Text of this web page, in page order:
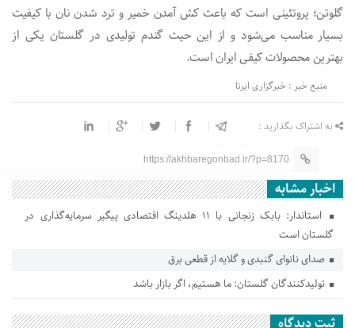
گلوتن؛ پروتئینی است که باعث کش آمدن خمیر و ترد شدن نان با کیفیت
بسیار مناسب می‌شود و از این حیث گندم تولیدی در گلستان یکی از
بهترین محصولات کیفی ایران است.
منبع خبر : خبرگزاری ایرنا
به اشتراک بگذارید :
https://akhbaregonbad.ir/?p=8170
اخبار مشابه
استاندار: بابک زنجانی با ۱۱ هلدینگ اقتصادی پیگیر سرمایه‌گذاری در
گلستان است
صدای نانوای گنبدی و گلایه از قطعی برق
تولیدکنندگان گلستان: ما هستیم، اگر بازار باشد
ثبت دیدگاه